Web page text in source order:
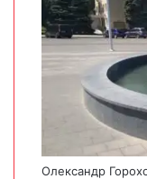
Олександр